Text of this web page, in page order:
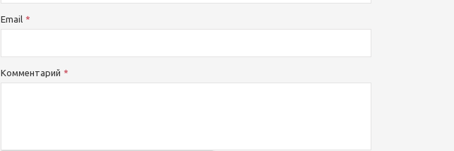
Email
Комментарий